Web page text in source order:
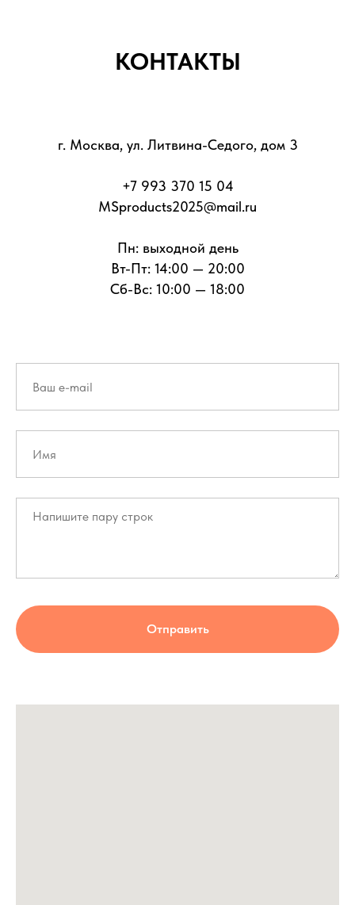
КОНТАКТЫ
г. Москва, ул. Литвина-Седого, дом 3
+7 993 370 15 04
MSproducts2025@mail.ru
Пн: выходной день
Вт-Пт: 14:00 — 20:00
Сб-Вс: 10:00 — 18:00
Отправить